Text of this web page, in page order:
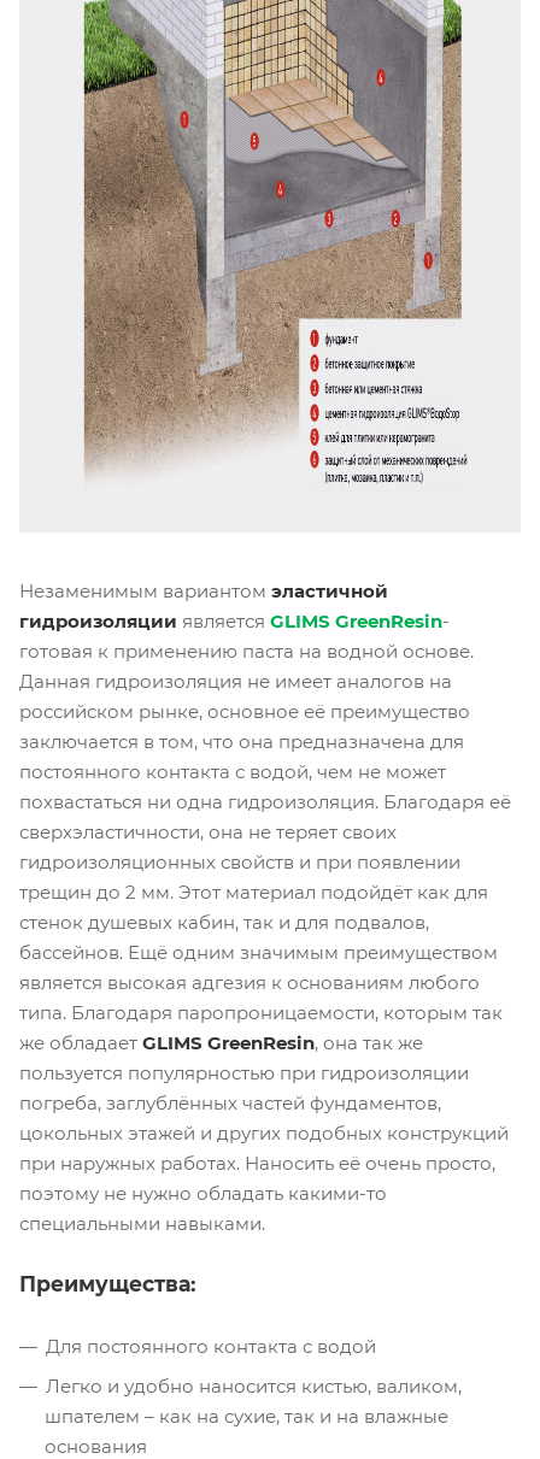
Незаменимым вариантом эластичной
гидроизоляции является GLIMS GreenResin-
готовая к применению паста на водной основе.
Данная гидроизоляция не имеет аналогов на
российском рынке, основное её преимущество
заключается в том, что она предназначена для
постоянного контакта с водой, чем не может
похвастаться ни одна гидроизоляция. Благодаря её
сверхэластичности, она не теряет своих
гидроизоляционных свойств и при появлении
трещин до 2 мм. Этот материал подойдёт как для
стенок душевых кабин, так и для подвалов,
бассейнов. Ещё одним значимым преимуществом
является высокая адгезия к основаниям любого
типа. Благодаря паропроницаемости, которым так
же обладает GLIMS GreenResin, она так же
пользуется популярностью при гидроизоляции
погреба, заглублённых частей фундаментов,
цокольных этажей и других подобных конструкций
при наружных работах. Наносить её очень просто,
поэтому не нужно обладать какими-то
специальными навыками.
Преимущества:
Для постоянного контакта с водой
Легко и удобно наносится кистью, валиком,
шпателем – как на сухие, так и на влажные
основания